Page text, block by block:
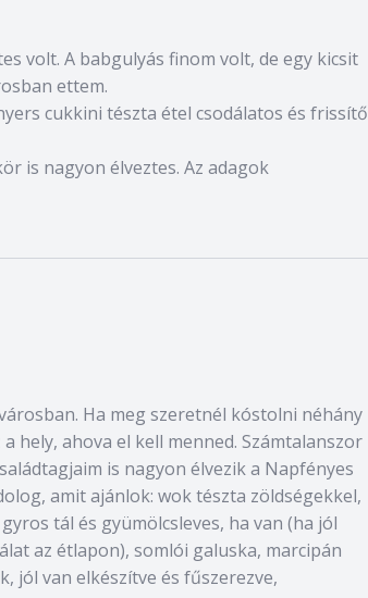
volt. A babgulyás finom volt, de egy kicsit
ettem.
cukkini tészta étel csodálatos és frissítő
is nagyon élveztes. Az adagok
Ha meg szeretnél kóstolni néhány
hely, ahova el kell menned. Számtalanszor
is nagyon élvezik a Napfényes
amit ajánlok: wok tészta zöldségekkel,
tál és gyümölcsleves, ha van (ha jól
az étlapon), somlói galuska, marcipán
jól van elkészítve és fűszerezve,